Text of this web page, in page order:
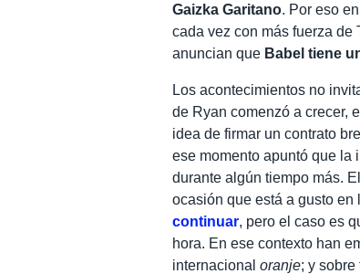
Gaizka Garitano. Por eso
cada vez con más fuerza de
anuncian que Babel tiene
Los acontecimientos no
de Ryan comenzó a crecer,
idea de firmar un contrato
ese momento apuntó que la
durante algún tiempo más.
ocasión que está a gusto
continuar, pero el caso es
hora. En ese contexto han
internacionaloranje; y